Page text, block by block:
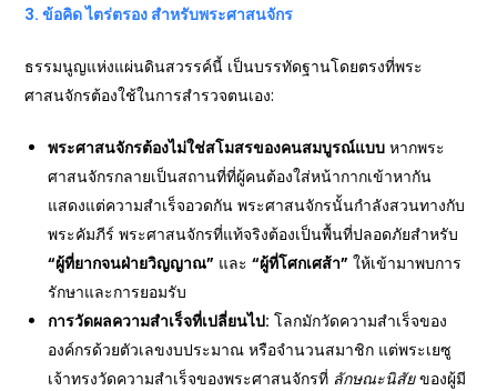
3.ข้อคิด ไตร่ตรอง สำหรับพระศาสนจักร
ธรรมนูญแห่งแผ่นดินสวรรค์นี้ เป็นบรรทัดฐานโดยตรงที่พระ
ศาสนจักรต้องใช้ในการสำรวจตนเอง:
พระศาสนจักรต้องไม่ใช่สโมสรของคนสมบูรณ์แบบ หากพระ
ศาสนจักรกลายเป็นสถานที่ที่ผู้คนต้องใส่หน้ากากเข้าหากัน
แสดงแต่ความสำเร็จอวดกัน พระศาสนจักรนั้นกำลังสวนทางกับ
พระคัมภีร์ พระศาสนจักรที่แท้จริงต้องเป็นพื้นที่ปลอดภัยสำหรับ
“ผู้ที่ยากจนฝ่ายวิญญาณ” และ“ผู้ที่โศกเศส้า” ให้เข้ามาพบการ
รักษาและการยอมรับ
การวัดผลความสำเร็จที่เปลี่ยนไป: โลกมักวัดความสำเร็จของ
องค์กรด้วยตัวเลขงบประมาณ หรือจำนวนสมาชิก แต่พระเยซู
เจ้าทรงวัดความสำเร็จของพระศาสนจักรที่ ลักษณะนิสัยของผู้มี